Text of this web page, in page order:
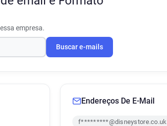
empresa.
Buscar e-mails
Endereços De E-Mail
f*********@disneystore.co.uk